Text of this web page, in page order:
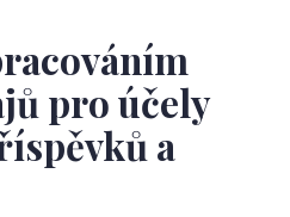
pro účely
a